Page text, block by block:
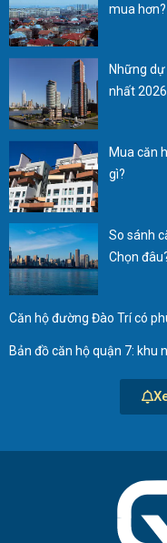
mua hơn?
Những
nhất 2026
Mua căn
gì?
So sánh
Chọn
Căn hộ đường Đào Trí có
Bản đồ căn hộ quận 7: khu